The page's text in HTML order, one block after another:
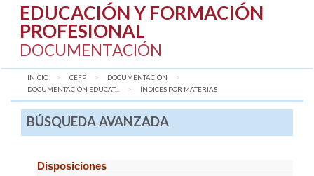
EDUCACIÓN Y FORMACIÓN
PROFESIONAL
DOCUMENTACIÓN
INICIO CEFP
DOCUMENTACIÓN
DOCUMENTACIÓN EDUCAT...
AQUÍ:
ÍNDICES POR MATERIAS
BÚSQUEDA AVANZADA
Disposiciones